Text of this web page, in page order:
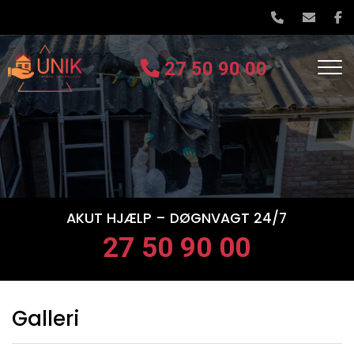
hovedindhold
27 50 90 00
AKUT HJÆLP – DØGNVAGT 24/7
27 50 90 00
Galleri